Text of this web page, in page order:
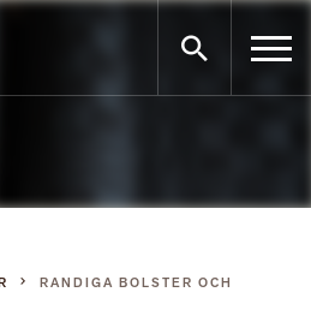
Gå
innehållet
RANDIGA BOLSTER OCH